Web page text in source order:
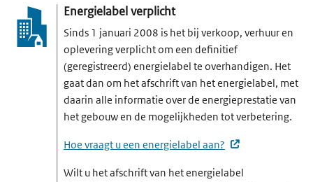
Energielabel verplicht
Sinds 1 januari 2008 is het bij verkoop, verhuur en
oplevering verplicht om een definitief
(geregistreerd) energielabel te overhandigen. Het
gaat dan om het afschrift van het energielabel, met
daarin alle informatie over de energieprestatie van
het gebouw en de mogelijkheden tot verbetering.
Hoe vraagt u een energielabel aan? (externe
Wilt u het afschrift van het energielabel